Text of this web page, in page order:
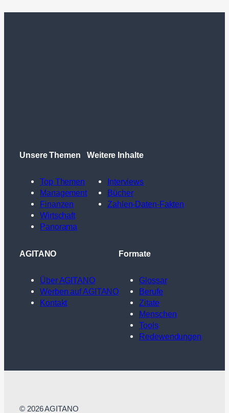
Unsere Themen
Top Themen
Management
Finanzen
Wirtschaft
Panorama
Weitere Inhalte
Interviews
Bücher
Zahlen-Daten-Fakten
AGITANO
Über AGITANO
Werben auf AGITANO
Kontakt
Formate
Glossar
Berufe
Zitate
Menschen
Tools
Redewendungen
© 2026 AGITANO